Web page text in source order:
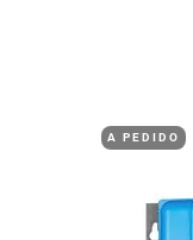
A PEDIDO